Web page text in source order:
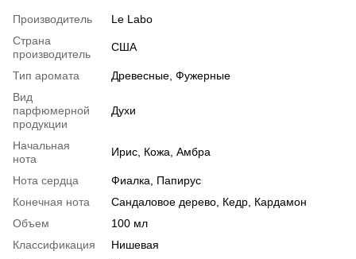
Производитель
Le Labo
Страна
производитель
США
Тип аромата
Древесные, Фужерные
Вид
парфюмерной
продукции
Духи
Начальная
нота
Ирис, Кожа, Амбра
Нота сердца
Фиалка, Папирус
Конечная нота
Сандаловое дерево, Кедр, Кардамон
Объем
100 мл
Классификация
Нишевая